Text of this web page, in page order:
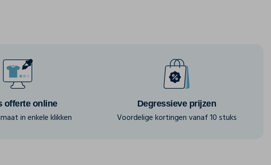
offerte online
in enkele klikken
Degressieve prijzen
Voordelige kortingen vanaf 10 stuks